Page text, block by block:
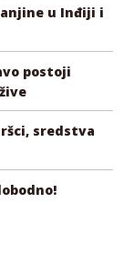
u Inđiji i
postoji
sredstva